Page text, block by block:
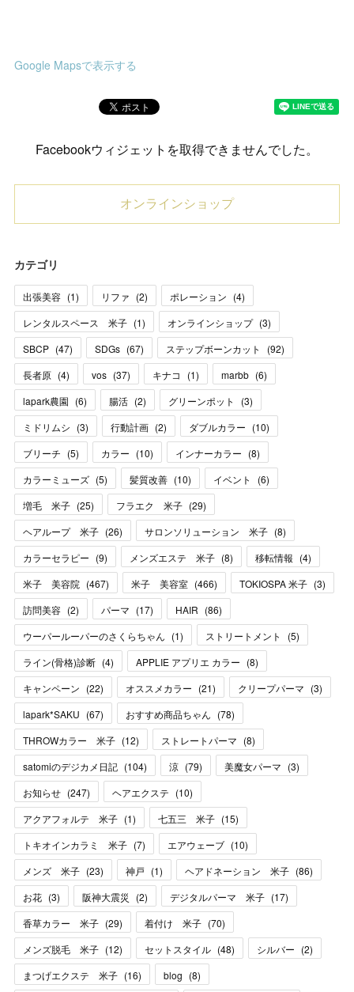
Google Mapsで表示する
Facebookウィジェットを取得できませんでした。
オンラインショップ
カテゴリ
出張美容 (1) リファ (2) ポレーション (4)
レンタルスペース 米子 (1) オンラインショップ (3)
SBCP (47) SDGs (67) ステップボーンカット (92)
長者原 (4) vos (37) キナコ (1) marbb (6)
lapark農園 (6) 腸活 (2) グリーンポット (3)
ミドリムシ (3) 行動計画 (2) ダブルカラー (10)
ブリーチ (5) カラー (10) インナーカラー (8)
カラーミューズ (5) 髪質改善 (10) イベント (6)
増毛 米子 (25) フラエク 米子 (29)
ヘアループ 米子 (26) サロンソリューション 米子 (8)
カラーセラピー (9) メンズエステ 米子 (8) 移転情報 (4)
米子 美容院 (467) 米子 美容室 (466) TOKIOSPA 米子 (3)
訪問美容 (2) パーマ (17) HAIR (86)
ウーパールーパーのさくらちゃん (1) ストリートメント (5)
ライン(骨格)診断 (4) APPLIE アプリエ カラー (8)
キャンペーン (22) オススメカラー (21) クリープパーマ (3)
lapark*SAKU (67) おすすめ商品ちゃん (78)
THROWカラー 米子 (12) ストレートパーマ (8)
satomiのデジカメ日記 (104) 涼 (79) 美魔女パーマ (3)
お知らせ (247) ヘアエクステ (10)
アクアフォルテ 米子 (1) 七五三 米子 (15)
トキオインカラミ 米子 (7) エアウェーブ (10)
メンズ 米子 (23) 神戸 (1) ヘアドネーション 米子 (86)
お花 (3) 阪神大震災 (2) デジタルパーマ 米子 (17)
香草カラー 米子 (29) 着付け 米子 (70)
メンズ脱毛 米子 (12) セットスタイル (48) シルバー (2)
まつげエクステ 米子 (16) blog (8)